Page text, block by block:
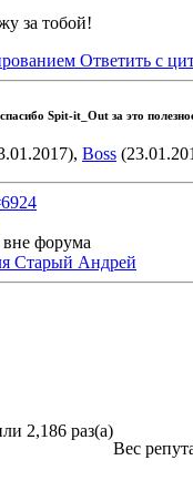
за тобой!
Ответить с
Spit-it_Out за это
Boss
2,186 раз(а)
Вес